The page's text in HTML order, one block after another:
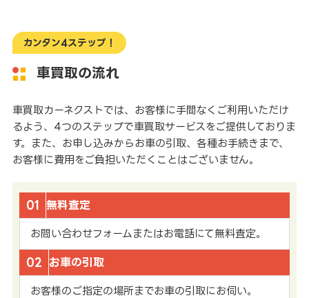
カンタン4ステップ！
車買取の流れ
車買取カーネクストでは、お客様に手間なくご利用いただけ
るよう、4つのステップで車買取サービスをご提供しておりま
す。また、お申し込みからお車の引取、各種お手続きまで、
お客様に費用をご負担いただくことはございません。
01 無料査定
お問い合わせフォームまたはお電話にて無料査定。
02 お車の引取
お客様のご指定の場所までお車の引取にお伺い。